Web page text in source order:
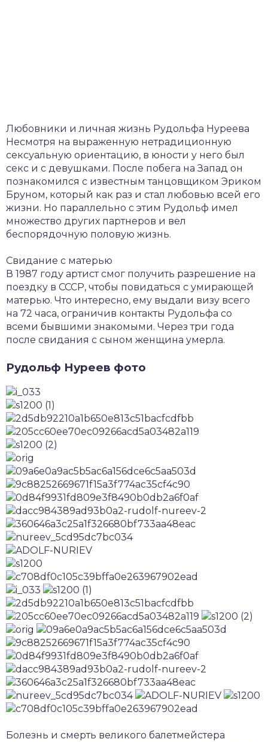
Любовники и личная жизнь Рудольфа Нуреева
Несмотря на выраженную нетрадиционную
сексуальную ориентацию, в юности у него был
секс и с девушками. После побега на Запад он
познакомился с известным танцовщиком Эриком
Бруном, который как раз и стал любовью всей его
жизни. Но параллельно с этим Рудольф имел
множество других партнеров и вел
беспорядочную половую жизнь.
Свидание с матерью
В 1987 году артист смог получить разрешение на
поездку в СССР, чтобы повидаться с умирающей
матерью. Что интересно, ему выдали визу всего
на 72 часа, ограничив контакты Рудольфа со
всеми бывшими знакомыми. Через три года
после свидания с сыном женщина умерла.
Рудольф Нуреев фото
Болезнь и смерть великого балетмейстера